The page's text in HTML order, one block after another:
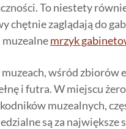
To niestety
chętnie zaglądają do
mrzyk
wśród zbiorów
i futra. W miejscu
muzealnych,
są za największe